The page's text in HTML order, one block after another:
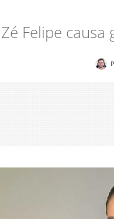
Felipe